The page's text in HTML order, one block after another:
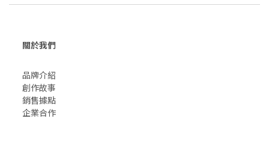
關於我們
品牌介紹
創作故事
​銷售據點
企業合作